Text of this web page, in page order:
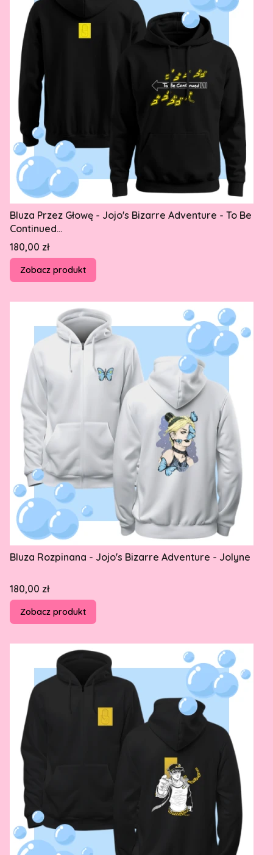
Bluza Przez Głowę - Jojo's Bizarre Adventure - To Be
Continued...
Cena
180,00 zł
Zobacz produkt
Bluza Rozpinana - Jojo's Bizarre Adventure - Jolyne
Cena
180,00 zł
Zobacz produkt